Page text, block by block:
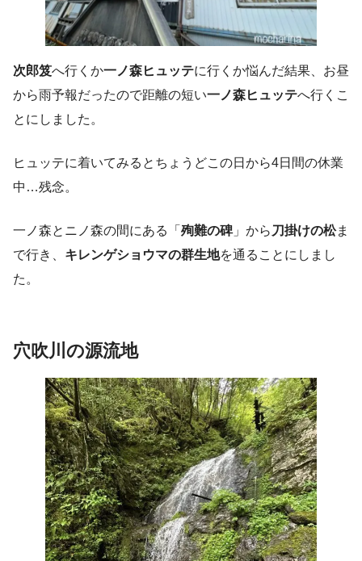
次郎笈へ行くか一ノ森ヒュッテに行くか悩んだ結果、お昼
から雨予報だったので距離の短い一ノ森ヒュッテへ行くこ
とにしました。
ヒュッテに着いてみるとちょうどこの日から4日間の休業
中…残念。
一ノ森とニノ森の間にある「 殉難の碑」から 刀掛けの松ま
で行き、 キレンゲショウマの群生地を通ることにしまし
た。
穴吹川の源流地